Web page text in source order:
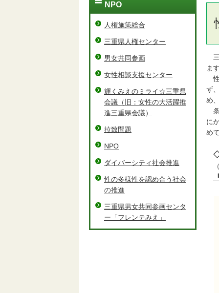
三
ま
性
ず
め
条
に
め
◇
（
NPO
人権施策総合
三重県人権センター
男女共同参画
女性相談支援センター
輝くみえのミライ☆三重県
会議（旧：女性の大活躍推
進三重県会議）
拉致問題
NPO
ダイバーシティ社会推進
性の多様性を認め合う社会
の推進
三重県男女共同参画センタ
ー「フレンテみえ」